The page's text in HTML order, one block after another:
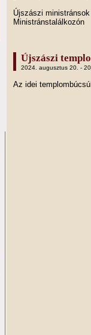
Újszászi
Ministránstalálkozón
Újszászi
2024. augusztus 20. -
Az idei